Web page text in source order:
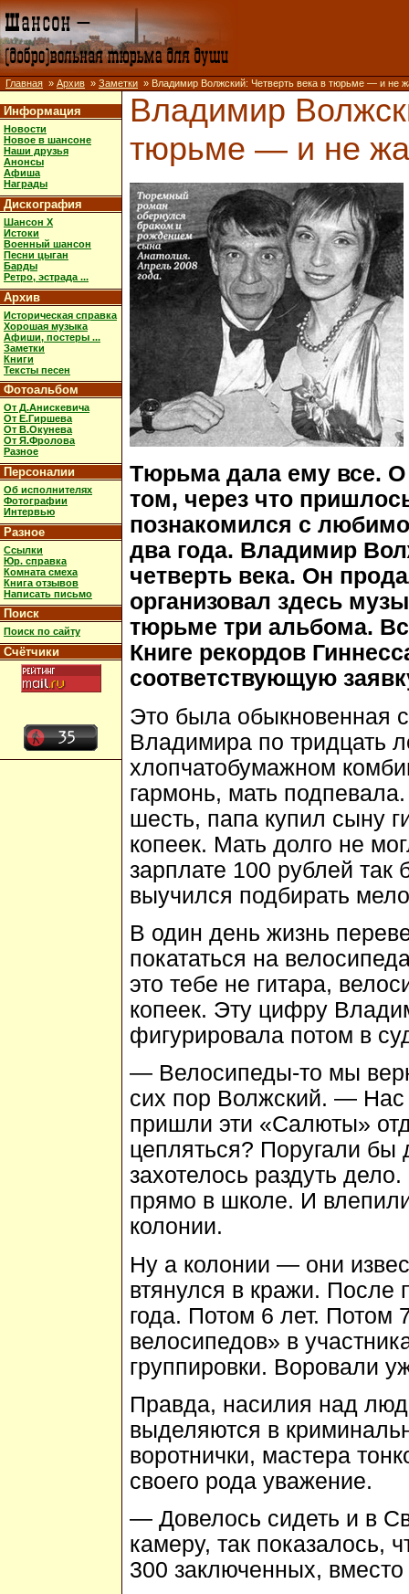
Главная » Архив » Заметки » Владимир Волжский: Четверть века в тюрьме — и не
Информация
Новости
Новое в шансоне
Наши друзья
Анонсы
Афиша
Награды
Дискография
Шансон X
Истоки
Военный шансон
Песни цыган
Барды
Ретро, эстрада ...
Архив
Историческая справка
Хорошая музыка
Афиши, постеры ...
Заметки
Книги
Тексты песен
Фотоальбом
От Д.Анискевича
От Е.Гиршева
От В.Окунева
От Я.Фролова
Разное
Персоналии
Об исполнителях
Фотографии
Интервью
Разное
Ссылки
Юр. справка
Комната смеха
Книга отзывов
Написать письмо
Поиск
Поиск по сайту
Счётчики
Владимир
тюрьме — и не
Тюрьма дала ему все.
том, через что
познакомился с
два года. Владимир
четверть века. Он
организовал здесь
тюрьме три альбома.
Книге рекордов
соответствующую
Это была обыкновенная
Владимира по тридцать
хлопчатобумажном
гармонь, мать
шесть, папа купил сыну
копеек. Мать долго не
зарплате 100 рублей
выучился подбирать
В один день жизнь
покататься на
это тебе не гитара,
копеек. Эту цифру
фигурировала потом в
— Велосипеды-то мы
сих пор Волжский. — Нас
пришли эти «Салюты»
цепляться? Поругали бы
захотелось раздуть
прямо в школе. И
колонии.
Ну а колонии — они
втянулся в кражи. После
года. Потом 6 лет. Потом
велосипедов» в
группировки. Воровали
Правда, насилия над
выделяются в
воротнички, мастера
своего рода уважение.
— Довелось сидеть и в
камеру, так показалось,
300 заключенных,